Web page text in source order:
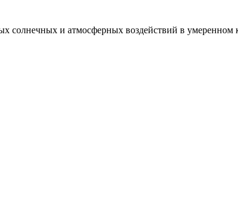
солнечных и атмосферных воздействий в умеренном